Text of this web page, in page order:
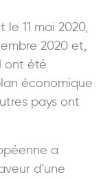
11 mai 2020,
2020 et,
ont été
économique
pays ont
a
d’une